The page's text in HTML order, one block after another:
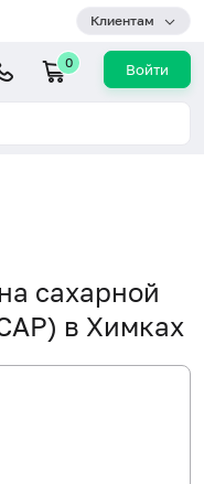
Клиентам
0 Войти
сахарной
в Химках